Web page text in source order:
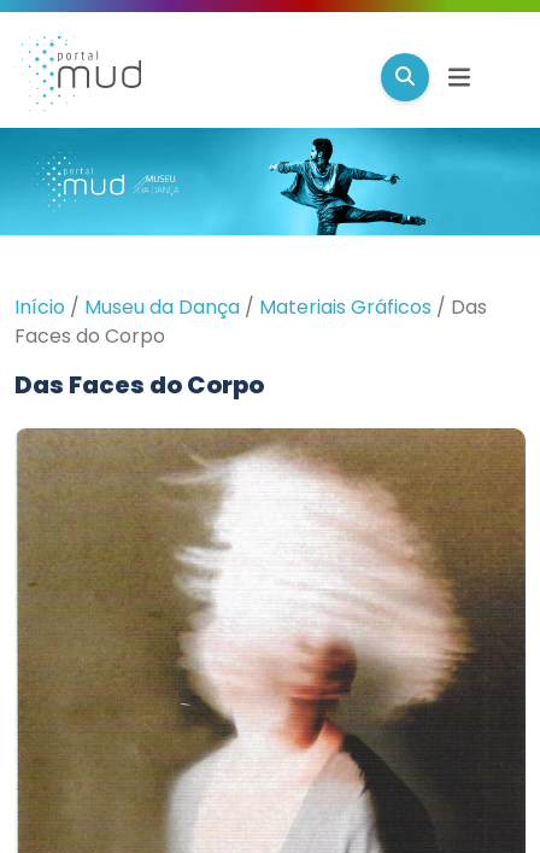
Início / Museu da Dança / Materiais Gráficos / Das
Faces do Corpo
Das Faces do Corpo